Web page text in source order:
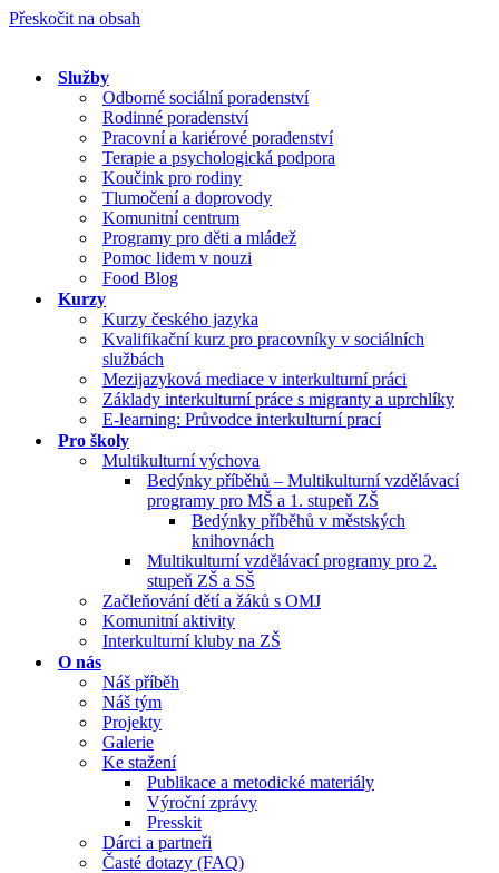
Přeskočit na obsah
Služby
Odborné sociální poradenství
Rodinné poradenství
Pracovní a kariérové poradenství
Terapie a psychologická podpora
Koučink pro rodiny
Tlumočení a doprovody
Komunitní centrum
Programy pro děti a mládež
Pomoc lidem v nouzi
Food Blog
Kurzy
Kurzy českého jazyka
Kvalifikační kurz pro pracovníky v sociálních
službách
Mezijazyková mediace v interkulturní práci
Základy interkulturní práce s migranty a uprchlíky
E-learning: Průvodce interkulturní prací
Pro školy
Multikulturní výchova
Bedýnky příběhů – Multikulturní vzdělávací
programy pro MŠ a 1. stupeň ZŠ
Bedýnky příběhů v městských
knihovnách
Multikulturní vzdělávací programy pro 2.
stupeň ZŠ a SŠ
Začleňování dětí a žáků s OMJ
Komunitní aktivity
Interkulturní kluby na ZŠ
O nás
Náš příběh
Náš tým
Projekty
Galerie
Ke stažení
Publikace a metodické materiály
Výroční zprávy
Presskit
Dárci a partneři
Časté dotazy (FAQ)